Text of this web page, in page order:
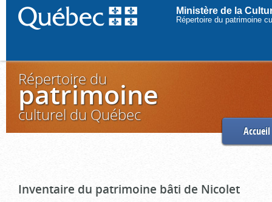
Ministère de la
Répertoire du patrimoine
Répertoire du
patrimoine
culturel du Québec
Accueil
Inventaire du patrimoine bâti de Nicolet